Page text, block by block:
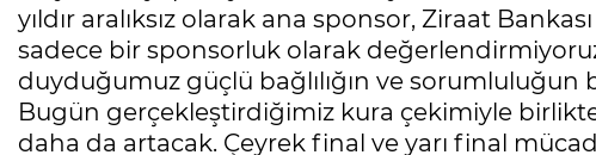
yıldır aralıksız olarak ana sponsor, Ziraat
sadece bir sponsorluk olarak
duyduğumuz güçlü bağlılığın ve
Bugün gerçekleştirdiğimiz kura çekimiyle
daha da artacak. Çeyrek final ve yarı final